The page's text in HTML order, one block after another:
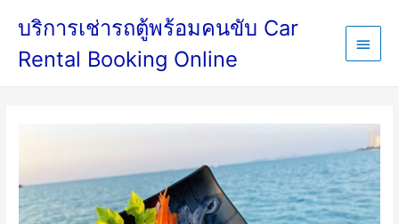
บริการเช่ารถตู้พร้อมคนขับ Car
Rental Booking Online